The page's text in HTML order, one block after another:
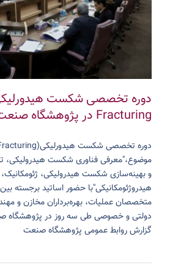
Fracturing در پژوهشگاه صنعت نفت برگزار شد
موضوع،"معرفی فناوری شکست هیدرولیکی،
و بهینه‌سازی شکست هیدرولیکی،
هیدروژئومکانیکی"با حضور اساتید برجسته
متخصصان عملیات، بهره‌برداران مخازن و
دولتی و خصوصی طی سه روز در پژوهشگاه
گزارش روابط عمومی پژوهشگاه صنعت